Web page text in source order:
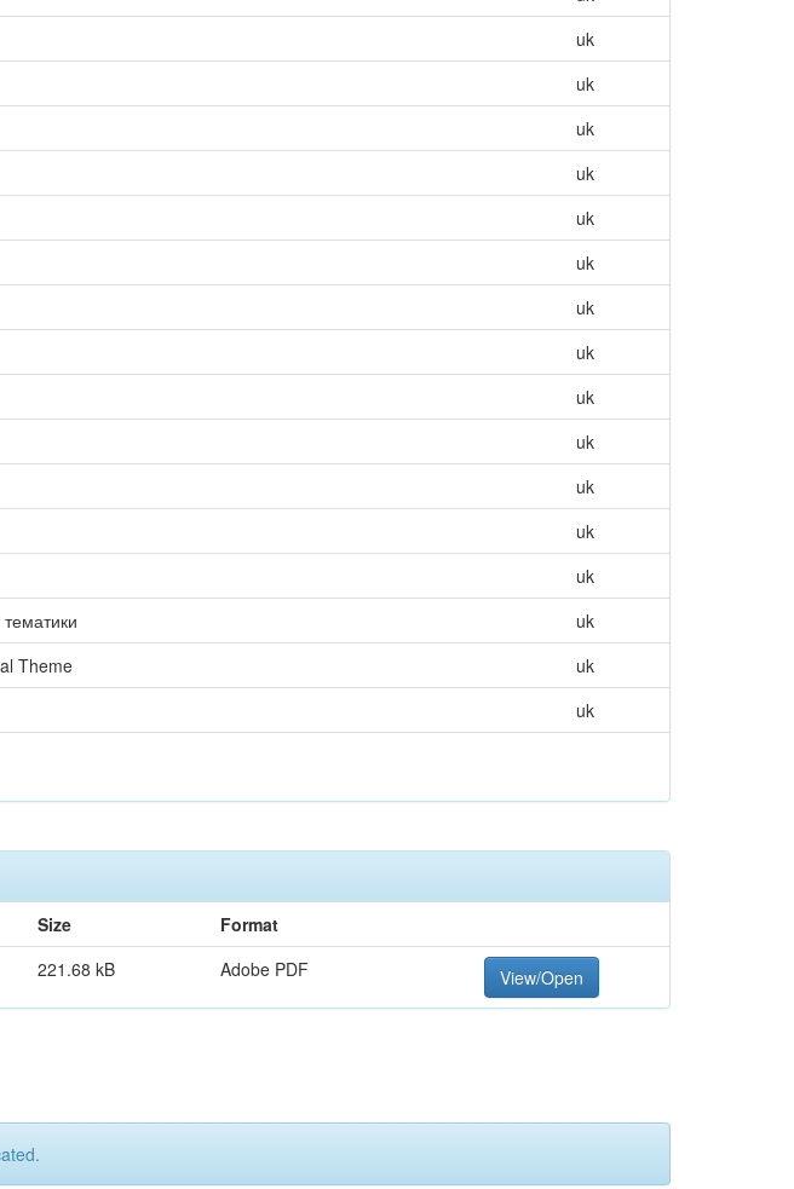
uk
uk
uk
uk
uk
uk
uk
uk
uk
uk
uk
uk
uk
uk
Theme
uk
uk
Size
Format
221.68 kB Adobe PDF View/Open